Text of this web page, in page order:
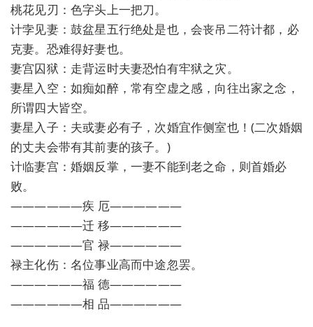
桃花见刃：色字头上一把刀。
计孛见妻：鼓盆星五行绝处是也，会丧吊二符计都，必
克妻。恐难得好妻也。
妻宫囚狱：走背运时夫妻恐怕有牢狱之灾。
妻星入空：如痴如醉，常有空虚之感，向往出家之念，
所谓四大皆空。
妻星入子：夫或妻必有子，次婚宜作侧室也！(二次婚姻
的丈夫会带有其前妻的孩子。)
计临妻宫：婚姻反掌，一妻不能到老之命，则首婚必
败。
——————疾 厄——————
——————迁 移——————
——————官 禄——————
禄主化伤：名位事业高而中途忽罢。
——————福 德——————
——————相 品——————